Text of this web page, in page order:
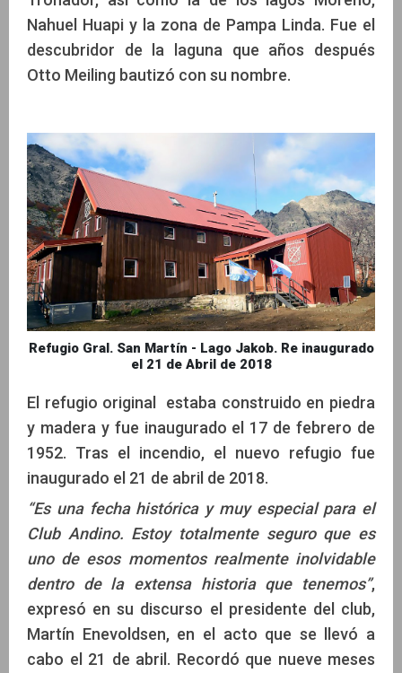
Nahuel Huapi y la zona de Pampa Linda. Fue el
descubridor de la laguna que años después
Otto Meiling bautizó con su nombre.
Refugio Gral. San Martín - Lago Jakob. Re inaugurado
el 21 de Abril de 2018
El refugio original estaba construido en piedra
y madera y fue inaugurado el 17 de febrero de
1952. Tras el incendio, el nuevo refugio fue
inaugurado el 21 de abril de 2018.
“Es una fecha histórica y muy especial para el
Club Andino. Estoy totalmente seguro que es
uno de esos momentos realmente inolvidable
dentro de la extensa historia que tenemos”,
expresó en su discurso el presidente del club,
Martín Enevoldsen, en el acto que se llevó a
cabo el 21 de abril. Recordó que nueve meses